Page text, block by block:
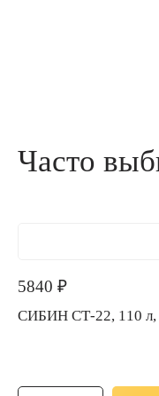
Часто
5840 ₽
СИБИН СТ-22,